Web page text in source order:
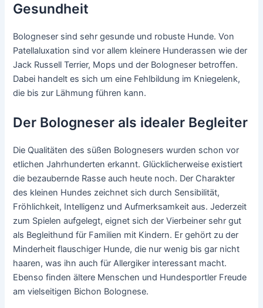
Gesundheit
Bologneser sind sehr gesunde und robuste Hunde. Von
Patellaluxation sind vor allem kleinere Hunderassen wie der
Jack Russell Terrier, Mops und der Bologneser betroffen.
Dabei handelt es sich um eine Fehlbildung im Kniegelenk,
die bis zur Lähmung führen kann.
Der Bologneser als idealer Begleiter
Die Qualitäten des süßen Bolognesers wurden schon vor
etlichen Jahrhunderten erkannt. Glücklicherweise existiert
die bezaubernde Rasse auch heute noch. Der Charakter
des kleinen Hundes zeichnet sich durch Sensibilität,
Fröhlichkeit, Intelligenz und Aufmerksamkeit aus. Jederzeit
zum Spielen aufgelegt, eignet sich der Vierbeiner sehr gut
als Begleithund für Familien mit Kindern. Er gehört zu der
Minderheit flauschiger Hunde, die nur wenig bis gar nicht
haaren, was ihn auch für Allergiker interessant macht.
Ebenso finden ältere Menschen und Hundesportler Freude
am vielseitigen Bichon Bolognese.